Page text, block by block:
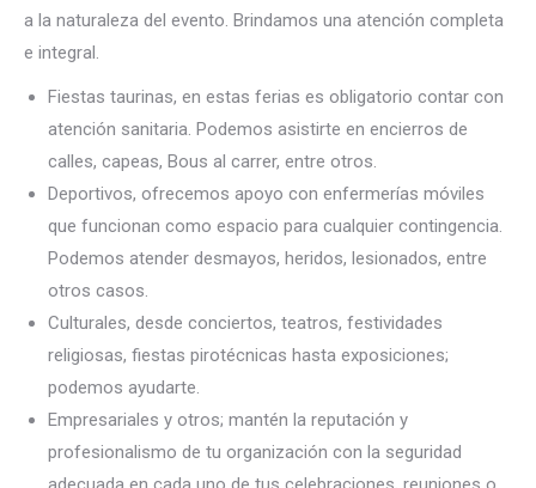
a la naturaleza del evento. Brindamos una atención completa
e integral.
Fiestas taurinas, en estas ferias es obligatorio contar con
atención sanitaria. Podemos asistirte en encierros de
calles, capeas, Bous al carrer, entre otros.
Deportivos, ofrecemos apoyo con enfermerías móviles
que funcionan como espacio para cualquier contingencia.
Podemos atender desmayos, heridos, lesionados, entre
otros casos.
Culturales, desde conciertos, teatros, festividades
religiosas, fiestas pirotécnicas hasta exposiciones;
podemos ayudarte.
Empresariales y otros; mantén la reputación y
profesionalismo de tu organización con la seguridad